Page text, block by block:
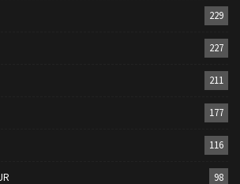
229
227
211
177
116
98